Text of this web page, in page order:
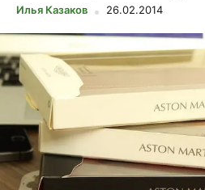
Илья Казаков 26.02.2014